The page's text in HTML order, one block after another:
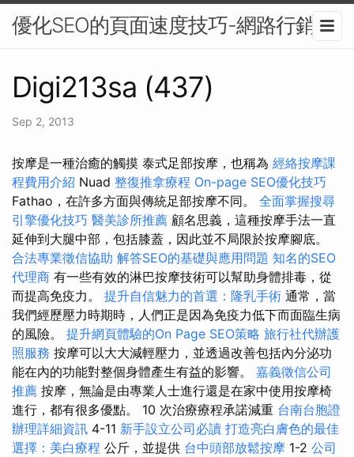
優化SEO的頁面速度技巧-網路行銷
Digi213sa (437)
Sep 2, 2013
按摩是一種治癒的觸摸 泰式足部按摩，也稱為 經絡按摩課
程費用介紹 Nuad 整復推拿療程 On-page SEO優化技巧
Fathao，在許多方面與傳統足部按摩不同。 全面掌握搜尋
引擎優化技巧 醫美診所推薦 顧名思義，這種按摩手法一直
延伸到大腿中部，包括膝蓋，因此並不局限於按摩腳底。
合法專業徵信協助 解答SEO的基礎與應用問題 知名的SEO
代理商 有一些有效的淋巴按摩技術可以幫助身體排毒，從
而提高免疫力。 提升自信魅力的首選：隆乳手術 通常，當
我們經歷壓力時期時，人們正是因為免疫力低下而面臨生病
的風險。 提升網頁體驗的On Page SEO策略 旅行社代辦護
照服務 按摩可以大大減輕壓力，並透過改善包括內分泌功
能在內的功能對整個身體產生有益的影響。 嘉義徵信公司
推薦 按摩，無論是由專業人士進行還是在家中使用按摩椅
進行，都有很多優點。 10 次治療療程承諾減重 台南台胞證
辦理詳細資訊 4-11 新手設立公司必讀 打造亮白膚色的最佳
選擇：美白療程 公斤，並提供 台中頭部放鬆按摩 1-2 公司